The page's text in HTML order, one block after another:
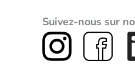
Suivez-nous sur